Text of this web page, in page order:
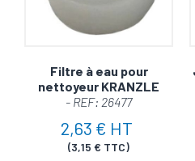
Filtre à eau pour
nettoyeur KRANZLE
- REF: 26477
2,63 € HT
(3,15 € TTC)